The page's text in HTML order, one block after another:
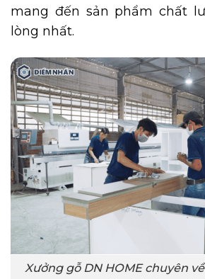
mang đến sản phẩm chất
lòng nhất.
Xưởng gỗ DN HOME chuyên